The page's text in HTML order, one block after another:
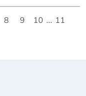
8 9 10 ... 11